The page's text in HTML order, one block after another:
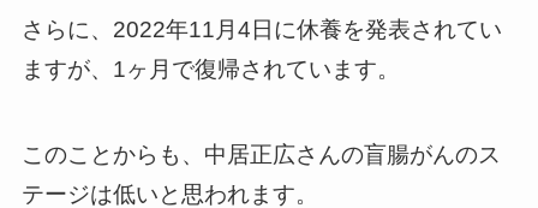
さらに、2022年11月4日に休養を発表されてい
ますが、1ヶ月で復帰されています。
このことからも、中居正広さんの盲腸がんのス
テージは低いと思われます。